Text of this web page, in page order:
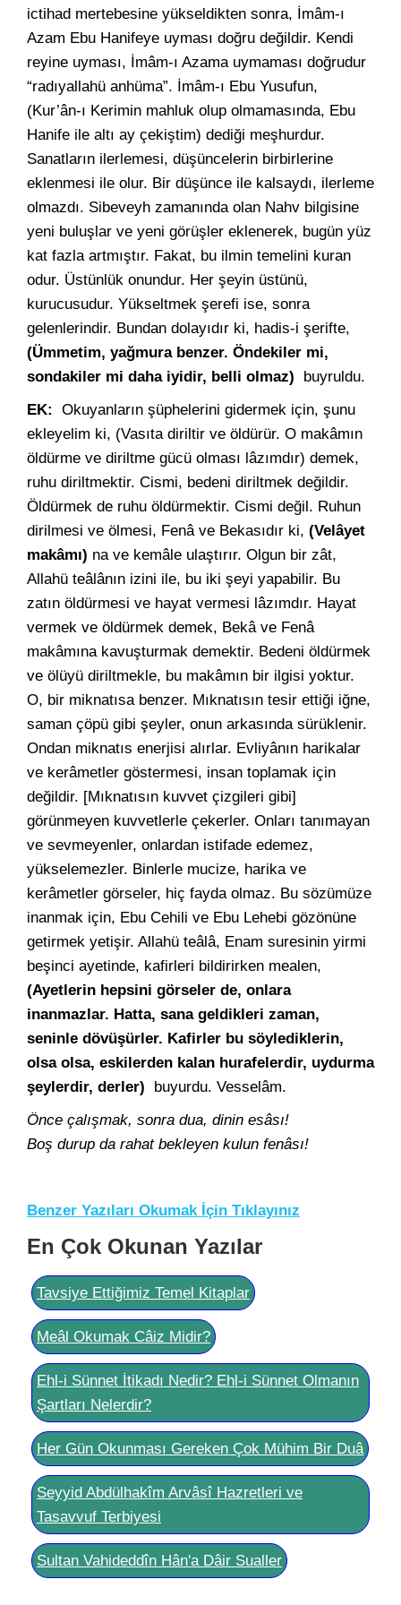
ictihad mertebesine yükseldikten sonra, İmâm-ı
Azam Ebu Hanifeye uyması doğru değildir. Kendi
reyine uyması, İmâm-ı Azama uymaması doğrudur
“radıyallahü anhüma”. İmâm-ı Ebu Yusufun,
(Kur’ân-ı Kerimin mahluk olup olmamasında, Ebu
Hanife ile altı ay çekiştim) dediği meşhurdur.
Sanatların ilerlemesi, düşüncelerin birbirlerine
eklenmesi ile olur. Bir düşünce ile kalsaydı, ilerleme
olmazdı. Sibeveyh zamanında olan Nahv bilgisine
yeni buluşlar ve yeni görüşler eklenerek, bugün yüz
kat fazla artmıştır. Fakat, bu ilmin temelini kuran
odur. Üstünlük onundur. Her şeyin üstünü,
kurucusudur. Yükseltmek şerefi ise, sonra
gelenlerindir. Bundan dolayıdır ki, hadis-i şerifte,
(Ümmetim, yağmura benzer. Öndekiler mi,
sondakiler mi daha iyidir, belli olmaz) buyruldu.
EK: Okuyanların şüphelerini gidermek için, şunu
ekleyelim ki, (Vasıta diriltir ve öldürür. O makâmın
öldürme ve diriltme gücü olması lâzımdır) demek,
ruhu diriltmektir. Cismi, bedeni diriltmek değildir.
Öldürmek de ruhu öldürmektir. Cismi değil. Ruhun
dirilmesi ve ölmesi, Fenâ ve Bekasıdır ki, (Velâyet
makâmı) na ve kemâle ulaştırır. Olgun bir zât,
Allahü teâlânın izini ile, bu iki şeyi yapabilir. Bu
zatın öldürmesi ve hayat vermesi lâzımdır. Hayat
vermek ve öldürmek demek, Bekâ ve Fenâ
makâmına kavuşturmak demektir. Bedeni öldürmek
ve ölüyü diriltmekle, bu makâmın bir ilgisi yoktur.
O, bir miknatısa benzer. Mıknatısın tesir ettiği iğne,
saman çöpü gibi şeyler, onun arkasında sürüklenir.
Ondan miknatıs enerjisi alırlar. Evliyânın harikalar
ve kerâmetler göstermesi, insan toplamak için
değildir. [Mıknatısın kuvvet çizgileri gibi]
görünmeyen kuvvetlerle çekerler. Onları tanımayan
ve sevmeyenler, onlardan istifade edemez,
yükselemezler. Binlerle mucize, harika ve
kerâmetler görseler, hiç fayda olmaz. Bu sözümüze
inanmak için, Ebu Cehili ve Ebu Lehebi gözönüne
getirmek yetişir. Allahü teâlâ, Enam suresinin yirmi
beşinci ayetinde, kafirleri bildirirken mealen,
(Ayetlerin hepsini görseler de, onlara
inanmazlar. Hatta, sana geldikleri zaman,
seninle dövüşürler. Kafirler bu söylediklerin,
olsa olsa, eskilerden kalan hurafelerdir, uydurma
şeylerdir, derler) buyurdu. Vesselâm.
Önce çalışmak, sonra dua, dinin esâsı!
Boş durup da rahat bekleyen kulun fenâsı!
Benzer Yazıları Okumak İçin Tıklayınız
En Çok Okunan Yazılar
Tavsiye Ettiğimiz Temel Kitaplar
Meâl Okumak Câiz Midir?
Ehl-i Sünnet İtikadı Nedir? Ehl-i Sünnet Olmanın
Şartları Nelerdir?
Her Gün Okunması Gereken Çok Mühim Bir Duâ
Seyyid Abdülhakîm Arvâsî Hazretleri ve
Tasavvuf Terbiyesi
Sultan Vahideddîn Hân'a Dâir Sualler